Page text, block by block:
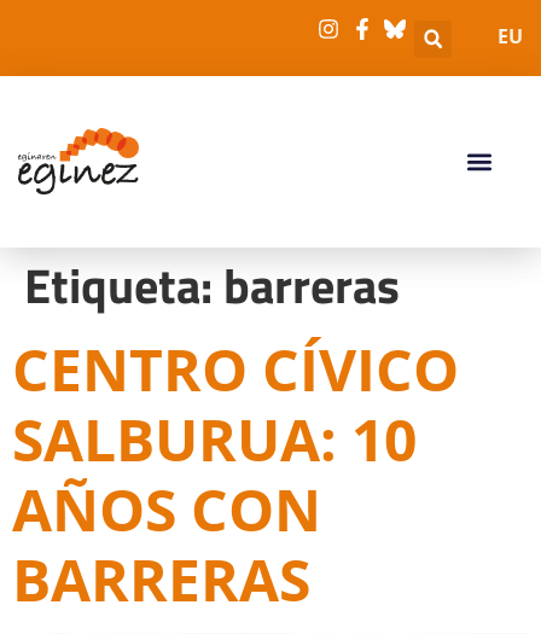
EU
Etiqueta: barreras
CENTRO CÍVICO
SALBURUA: 10
AÑOS CON
BARRERAS